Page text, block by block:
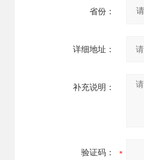
省份：
详细地址：
补充说明：
验证码：